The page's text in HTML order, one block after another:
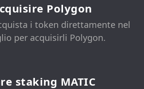
Polygon
i token direttamente nel
per acquisirli Polygon.
staking MATIC